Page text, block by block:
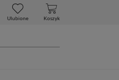
Ulubione Koszyk